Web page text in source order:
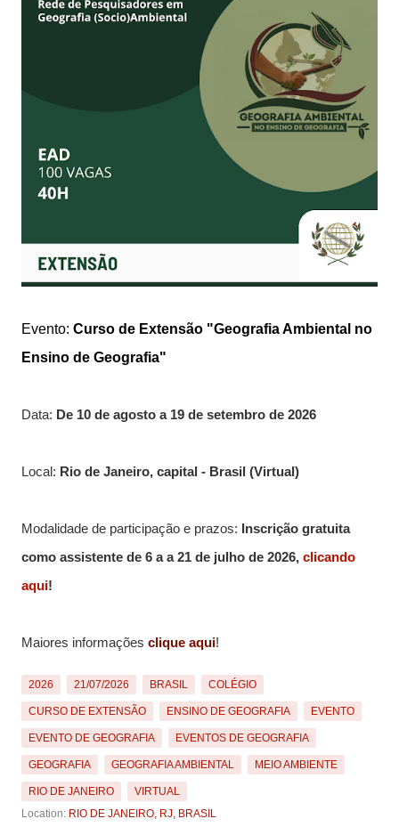
Evento: Curso de Extensão "Geografia Ambiental no
Ensino de Geografia"
Data: De 10 de agosto a 19 de setembro de 2026
Local: Rio de Janeiro, capital - Brasil (Virtual)
Modalidade de participação e prazos:
Inscrição gratuita
como assistente de 6 a a 21 de julho de 2026, clicando
aqui!
Maiores informações clique aqui!
2026 21/07/2026 BRASIL COLÉGIO
CURSO DE EXTENSÃO ENSINO DE GEOGRAFIA EVENTO
EVENTO DE GEOGRAFIA EVENTOS DE GEOGRAFIA
GEOGRAFIA GEOGRAFIA AMBIENTAL MEIO AMBIENTE
RIO DE JANEIRO
VIRTUAL
Location: RIO DE JANEIRO, RJ, BRASIL